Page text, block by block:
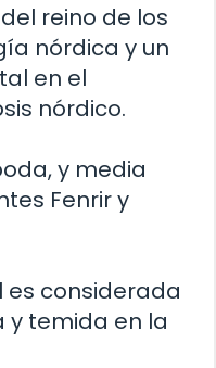
reino de los
nórdica y un
en el
nórdico.
y media
Fenrir y
es considerada
y temida en la